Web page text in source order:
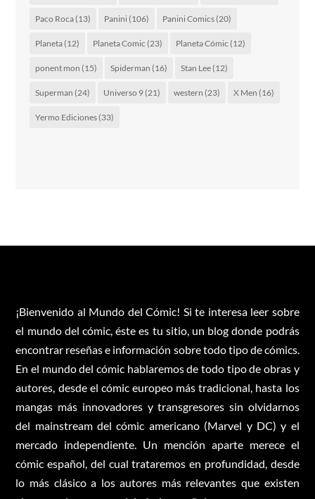
Paco Roca(13) Panini(106) Panini Comics(20)
Planeta(12) Planeta Comic (23) Planeta Cómic (12)
ponent mon (15) Spiderman (16) Stan Lee(12)
Superman (24) Universo 9(21) western (23) X Men (16)
Yermo Ediciones(33)
¡Bienvenido al Mundo del Cómic! Si te interesa leer sobre
el mundo del cómic, éste es tu sitio, un blog donde podrás
encontrar reseñas e información sobre todo tipo de cómics.
En el mundo del cómic hablaremos de todo tipo de obras y
autores, desde el cómic europeo más tradicional, hasta los
mangas más innovadores y transgresores sin olvidarnos
del mainstream del cómic americano (Marvel y DC) y el
mercado independiente. Un mención aparte merece el
cómic español, del cual trataremos en profundidad, desde
lo más clásico a los autores más relevantes que existen